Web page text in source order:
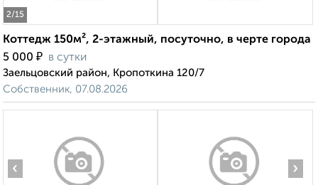
2/15
Коттедж 150м², 2-этажный, посуточно, в черте города
5 000 ₽ в сутки
Заельцовский район, Кропоткина 120/7
Собственник, 07.08.2026
‹ ›